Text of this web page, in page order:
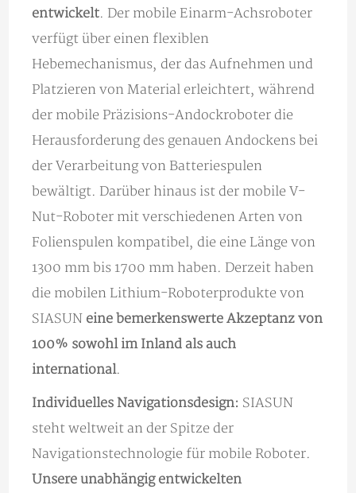
entwickelt. Der mobile Einarm-Achsroboter
verfügt über einen flexiblen
Hebemechanismus, der das Aufnehmen und
Platzieren von Material erleichtert, während
der mobile Präzisions-Andockroboter die
Herausforderung des genauen Andockens bei
der Verarbeitung von Batteriespulen
bewältigt. Darüber hinaus ist der mobile V-
Nut-Roboter mit verschiedenen Arten von
Folienspulen kompatibel, die eine Länge von
1300 mm bis 1700 mm haben. Derzeit haben
die mobilen Lithium-Roboterprodukte von
SIASUN eine bemerkenswerte Akzeptanz von
100% sowohl im Inland als auch
international.
Individuelles Navigationsdesign: SIASUN
steht weltweit an der Spitze der
Navigationstechnologie für mobile Roboter.
Unsere unabhängig entwickelten